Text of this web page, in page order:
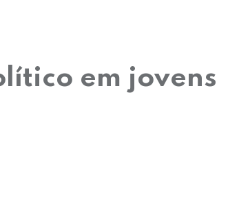
em jovens